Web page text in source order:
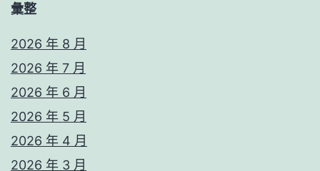
彙整
2026 年 8 月
2026 年 7 月
2026 年 6 月
2026 年 5 月
2026 年 4 月
2026 年 3 月